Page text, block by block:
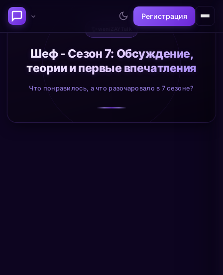
Регистрация
Последние темы
Философия сознания:
где граница между "я" и
Нейронаука и
реальность
Шеф - Сезон 7: Обсуждение,
теории и первые впечатления
Что понравилось, а что разочаровало в 7 сезоне?